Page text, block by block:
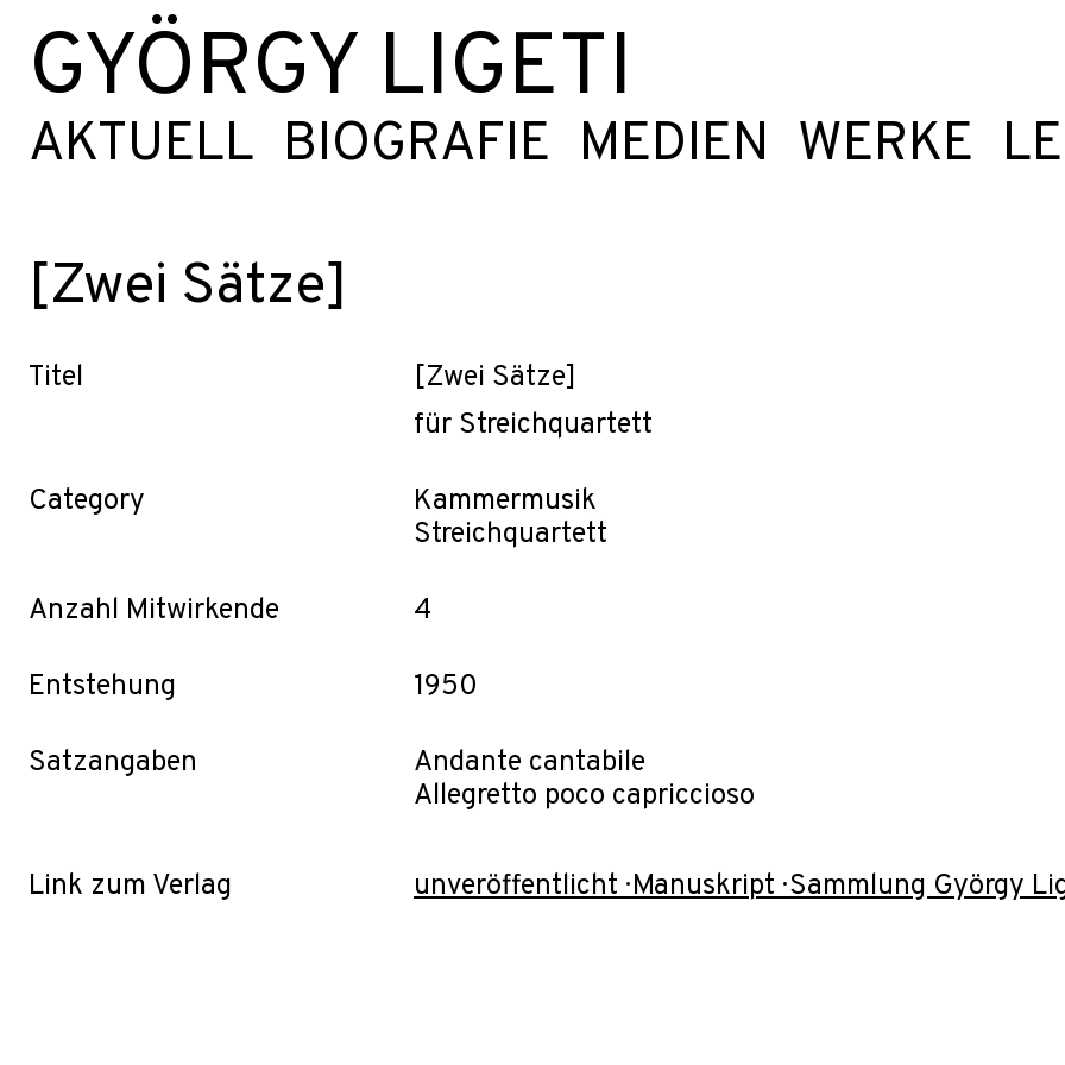
GYÖRGY LIGETI
AKTUELL BIOGRAFIE MEDIEN WERKE
[Zwei Sätze]
Titel
[Zwei Sätze]
für Streichquartett
Category
Kammermusik
Streichquartett
Anzahl Mitwirkende 4
Entstehung 1950
Satzangaben
Andante cantabile
Allegretto poco capriccioso
Link zum Verlag unveröffentlicht · Manuskript · Sammlung György